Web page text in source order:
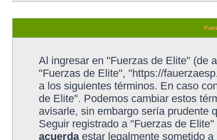
Al ingresar en "Fuerzas de Elite" (de
"Fuerzas de Elite", "https://
a los siguientes términos. En caso
de Elite". Podemos cambiar estos
avisarle, sin embargo sería prudente
Seguir registrado a "Fuerzas de
acuerdaestar legalmente sometido